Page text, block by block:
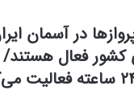
در آسمان
کشور فعال
کشور به صورت ۲۴ ساعته